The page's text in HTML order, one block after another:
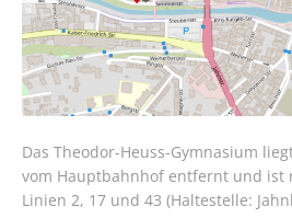
Das Theodor-Heuss-Gymnasium
vom Hauptbahnhof entfernt und ist
Linien 2, 17 und 43 (Haltestelle: